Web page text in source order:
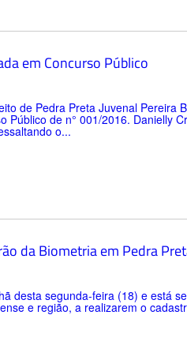
em Concurso Público
de Pedra Preta Juvenal Pereira
Público de n° 001/2016. Danielly
o...
da Biometria em Pedra
desta segunda-feira (18) e está
e região, a realizarem o